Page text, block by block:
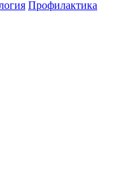
Профилактика